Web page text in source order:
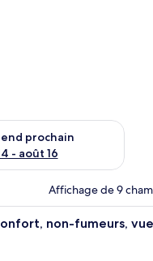
prochain
- août 16
pour le week-end
Affichage de 9
à une porte-fenêtre
une chaise et une vue sur
Une chambre
non-fumeurs, vue